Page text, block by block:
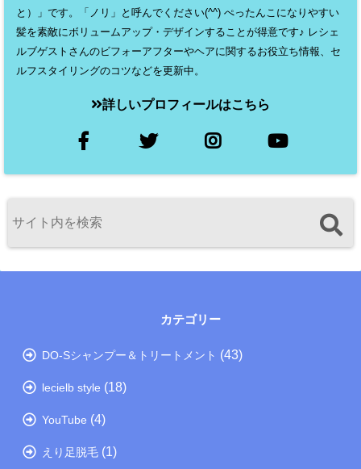
と）」です。「ノリ」と呼んでください(^^) ぺったんこになりやすい
髪を素敵にボリュームアップ・デザインすることが得意です♪ レシェ
ルブゲストさんのビフォーアフターやヘアに関するお役立ち情報、セ
ルフスタイリングのコツなどを更新中。
詳しいプロフィールはこちら
カテゴリー
DO-Sシャンプー＆トリートメント (43)
lecielb style (18)
YouTube (4)
えり足脱毛 (1)